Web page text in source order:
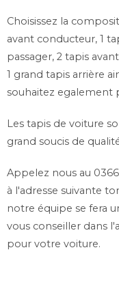
Choisissez la
avant conducteur, 1
passager, 2 tapis
1 grand tapis arrière
souhaitez egalement
Les tapis de voiture
grand soucis de
Appelez nous au
à l'adresse suivante
notre équipe se fera
vous conseiller dans
pour votre voiture.